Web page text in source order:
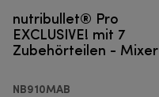
nutribullet® Pro
EXCLUSIVE! mit 7
Zubehörteilen - Mixer
NB910MAB